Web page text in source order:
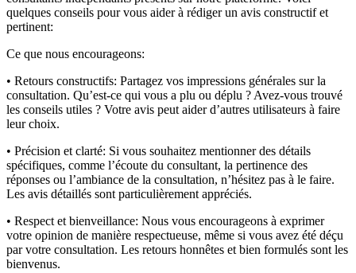
quelques conseils pour vous aider à rédiger un avis constructif et
pertinent:
Ce que nous encourageons:
• Retours constructifs: Partagez vos impressions générales sur la
consultation. Qu’est-ce qui vous a plu ou déplu ? Avez-vous trouvé
les conseils utiles ? Votre avis peut aider d’autres utilisateurs à faire
leur choix.
• Précision et clarté: Si vous souhaitez mentionner des détails
spécifiques, comme l’écoute du consultant, la pertinence des
réponses ou l’ambiance de la consultation, n’hésitez pas à le faire.
Les avis détaillés sont particulièrement appréciés.
• Respect et bienveillance: Nous vous encourageons à exprimer
votre opinion de manière respectueuse, même si vous avez été déçu
par votre consultation. Les retours honnêtes et bien formulés sont les
bienvenus.